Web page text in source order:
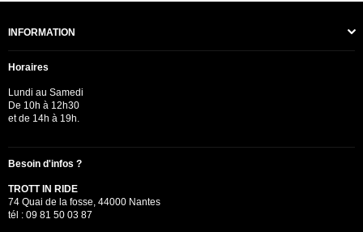
INFORMATION
Horaires
Lundi au Samedi
De 10h à 12h30
et de 14h à 19h.
Besoin d'infos ?
TROTT IN RIDE
74 Quai de la fosse, 44000 Nantes
tél : 09 81 50 03 87